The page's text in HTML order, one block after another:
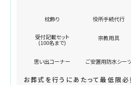
枕飾り 役所手続代行
受付記載セット
(100名まで)
宗教用具
思い出コーナー ご安置用防水シー
お葬式を行うにあたって最低限